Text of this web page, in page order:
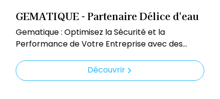
GEMATIQUE - Partenaire Délice d'eau
Gematique : Optimisez la Sécurité et la
Performance de Votre Entreprise avec des
Découvrir